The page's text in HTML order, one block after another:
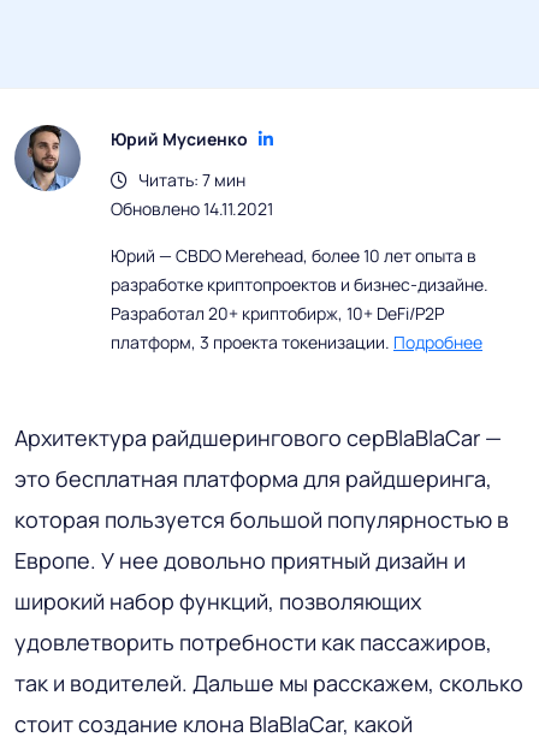
Юрий Мусиенко
Читать: 7 мин
Обновлено 14.11.2021
Юрий — CBDO Merehead, более 10 лет опыта в
разработке криптопроектов и бизнес-дизайне.
Разработал 20+ криптобирж, 10+ DeFi/P2P
платформ, 3 проекта токенизации. Подробнее
Архитектура райдшерингового серBlaBlaCar —
это бесплатная платформа для райдшеринга,
которая пользуется большой популярностью в
Европе. У нее довольно приятный дизайн и
широкий набор функций, позволяющих
удовлетворить потребности как пассажиров,
так и водителей. Дальше мы расскажем, сколько
стоит создание клона BlaBlaCar, какой